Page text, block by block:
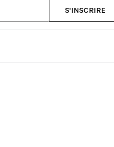
S'INSCRIRE